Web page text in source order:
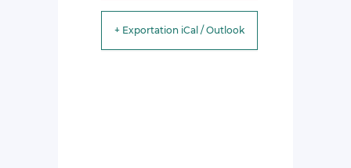
+ Exportation iCal / Outlook